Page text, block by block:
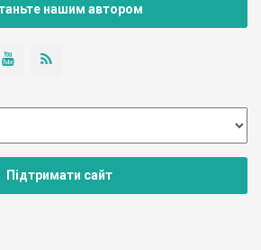
нашим автором
Підтримати сайт